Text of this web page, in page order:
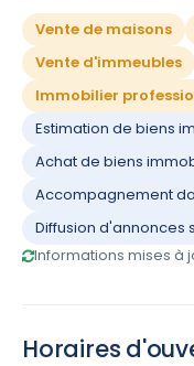
Vente de maisons
Vente d'immeubles
Immobilier
Estimation de biens
Achat de biens
Accompagnement
Diffusion d'annonces
Informations mises à
Horaires